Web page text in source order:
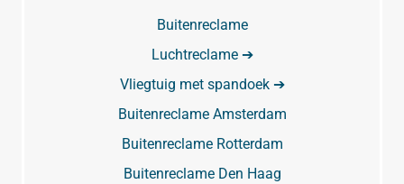
Buitenreclame
Luchtreclame ➔
Vliegtuig met spandoek ➔
Buitenreclame Amsterdam
Buitenreclame Rotterdam
Buitenreclame Den Haag